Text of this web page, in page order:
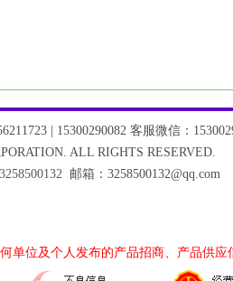
| 15300290082 客服微信：
ALL RIGHTS RESERVED.
3258500132 邮箱：3258500132@qq.com
单位及个人发布的产品招商、产品供